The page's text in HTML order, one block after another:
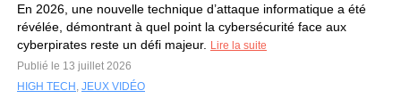
En 2026, une nouvelle technique d’attaque informatique a été
révélée, démontrant à quel point la cybersécurité face aux
cyberpirates reste un défi majeur.
Lire la suite
Publié le 13 juillet 2026
HIGH TECH , JEUX VIDÉO